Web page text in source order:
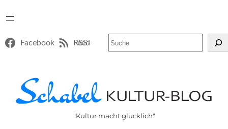
Facebook RSS-Feed
"Kultur macht glücklich"